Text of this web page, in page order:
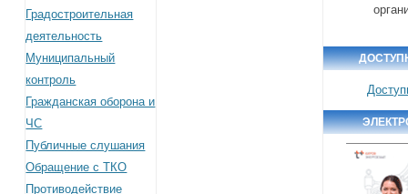
Градостроительная
деятельность
Муниципальный
контроль
Гражданская оборона и
ЧС
Публичные слушания
Обращение с ТКО
Противодействие